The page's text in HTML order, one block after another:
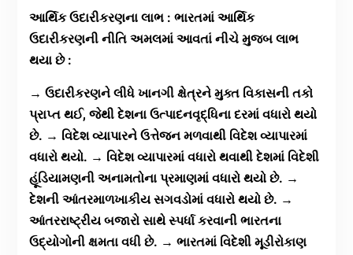
આર્થિક ઉદારીકરણના લાભ : ભારતમાં આર્થિક
ઉદારીકરણની નીતિ અમલમાં આવતાં નીચે મુજબ લાભ
થયા છે :
→ ઉદારીકરણને લીધે ખાનગી ક્ષેત્રને મુક્ત વિકાસની તકો
પ્રાપ્ત થઈ, જેથી દેશના ઉત્પાદનવૃદ્ધિના દરમાં વધારો થયો
છે. → વિદેશ વ્યાપારને ઉત્તેજન મળવાથી વિદેશ વ્યાપારમાં
વધારો થયો. → વિદેશ વ્યાપારમાં વધારો થવાથી દેશમાં વિદેશી
હૂંડિયામણની અનામતોના પ્રમાણમાં વધારો થયો છે. →
દેશની આંતરમાળખાકીય સગવડોમાં વધારો થયો છે. →
આંતરરાષ્ટ્રીય બજારો સાથે સ્પર્ધા કરવાની ભારતના
ઉદ્યોગોની ક્ષમતા વધી છે. → ભારતમાં વિદેશી મૂડીરોકાણ